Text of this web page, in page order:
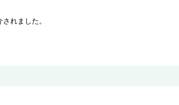
れました。